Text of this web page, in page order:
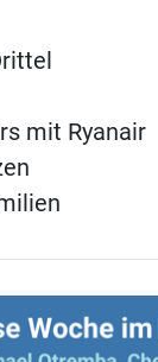
mit Ryanair